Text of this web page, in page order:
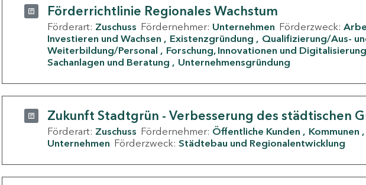
Förderrichtlinie Regionales Wachstum
Förderart: Zuschuss Fördernehmer: Unternehmen Förderzweck:
Investieren und Wachsen
Existenzgründung
Qualifizierung/Aus-
Weiterbildung/Personal
Forschung, Innovationen und Digitalisierung
Sachanlagen und Beratung
Unternehmensgründung
Zukunft Stadtgrün - Verbesserung des städtischen
Förderart: Zuschuss Fördernehmer: Öffentliche Kunden Kommunen
Unternehmen Förderzweck: Städtebau und Regionalentwicklung